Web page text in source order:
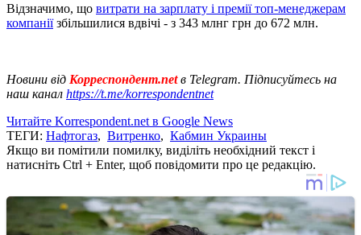
Відзначимо, що витрати на зарплату і премії топ-менеджерам
компаніїзбільшилися вдвічі - з 343 млнг грн до 672 млн.
Новини від Корреспондент.netв Telegram. Підписуйтесь на
наш канал https://t.me/korrespondentnet
Читайте Korrespondent.net в Google News
ТЕГИ: Нафтогаз, Витренко, Кабмин Украины
Якщо ви помітили помилку, виділіть необхідний текст і
натисніть Ctrl + Enter, щоб повідомити про це редакцію.